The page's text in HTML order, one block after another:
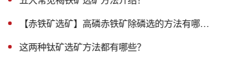
【赤铁矿选矿】高磷赤铁矿除磷选的方法有哪些？
这两种钛矿选矿方法都有哪些？